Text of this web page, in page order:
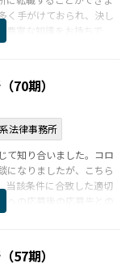
く手がけておられ、決し
豊富な知識をお持ちで
目の裁判官に企業法務の
70期）
法律事務所
て知り合いました。コロ
になりましたが、こちら
当該条件に合致した適切
の応募後の応募先との
ーに展開いただき、ス
57期）